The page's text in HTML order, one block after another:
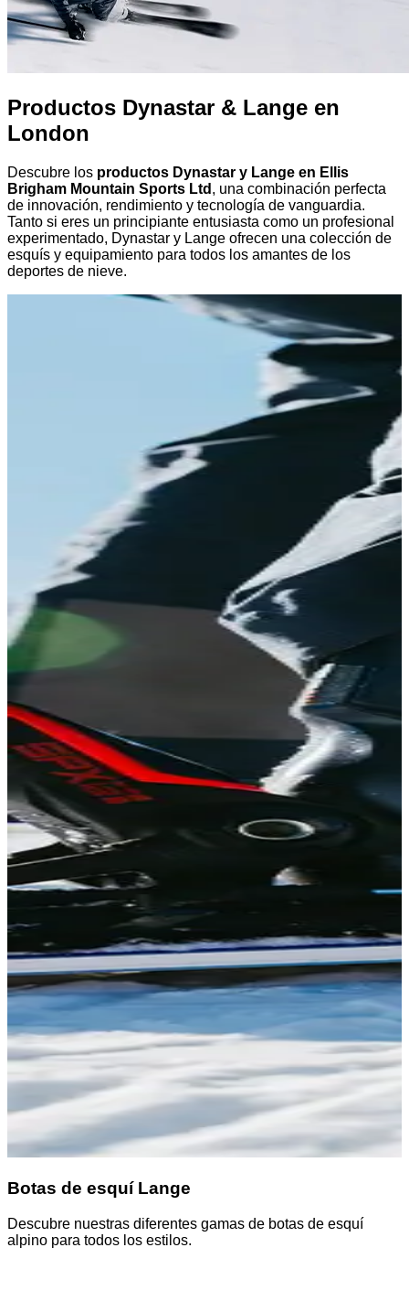
Productos Dynastar & Lange en
London
Descubre los productos Dynastar y Lange en Ellis
Brigham Mountain Sports Ltd , una combinación perfecta
de innovación, rendimiento y tecnología de vanguardia.
Tanto si eres un principiante entusiasta como un profesional
experimentado, Dynastar y Lange ofrecen una colección de
esquís y equipamiento para todos los amantes de los
deportes de nieve.
Botas de esquí Lange
Descubre nuestras diferentes gamas de botas de esquí
alpino para todos los estilos.